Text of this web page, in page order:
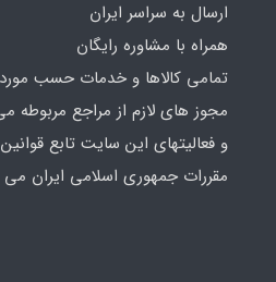
ارسال به سراسر ایران
همراه با مشاوره رایگان
تمامی کالاها و خدمات حسب
مجوز های لازم از مراجع مربوطه
و فعالیتهای این سایت تابع
مقررات جمهوری اسلامی ایران می